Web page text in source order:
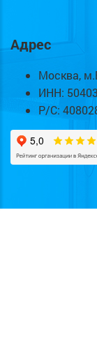
Адрес
Москва,
ИНН:
Р/С: